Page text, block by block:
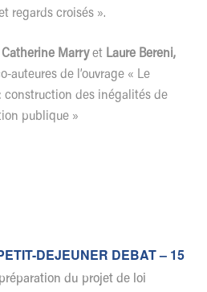
regards croisés ».
Catherine Marryet Laure Bereni,
auteures de l’ouvrage « Le
construction des inégalités de
publique »
DEJEUNER DEBAT – 15
du projet de loi